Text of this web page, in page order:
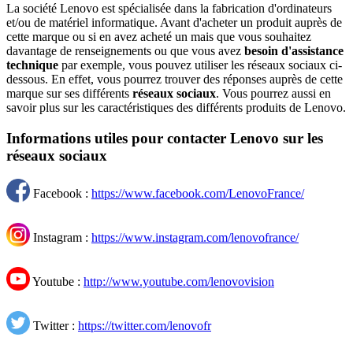
La société Lenovo est spécialisée dans la fabrication d'ordinateurs
et/ou de matériel informatique. Avant d'acheter un produit auprès de
cette marque ou si en avez acheté un mais que vous souhaitez
davantage de renseignements ou que vous avez besoin d'assistance
technique par exemple, vous pouvez utiliser les réseaux sociaux ci-
dessous. En effet, vous pourrez trouver des réponses auprès de cette
marque sur ses différents réseaux sociaux. Vous pourrez aussi en
savoir plus sur les caractéristiques des différents produits de Lenovo.
Informations utiles pour contacter Lenovo sur les
réseaux sociaux
Facebook : https://www.facebook.com/LenovoFrance/
Instagram : https://www.instagram.com/lenovofrance/
Youtube : http://www.youtube.com/lenovovision
Twitter : https://twitter.com/lenovofr